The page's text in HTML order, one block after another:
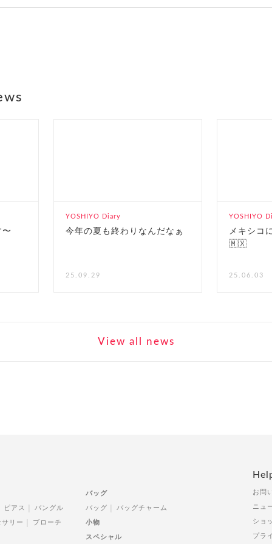
YOSHIYO Diary
今年の夏も終わりなんだなぁ
25.09.29
YOSHIYO
メキシコ
🇲🇽
25.06.03
View all news
ピアス バングル
リー ブローチ
バッグ
バッグ バッグチャーム
小物
スペシャル
お問
ニュ
ショ
プラ